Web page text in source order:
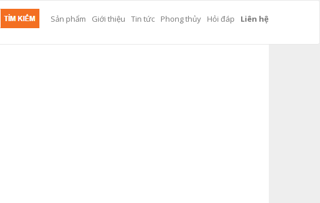
Sản phẩm Giới thiệu Tin tức Phong thủy Hỏi đáp Liên hệ